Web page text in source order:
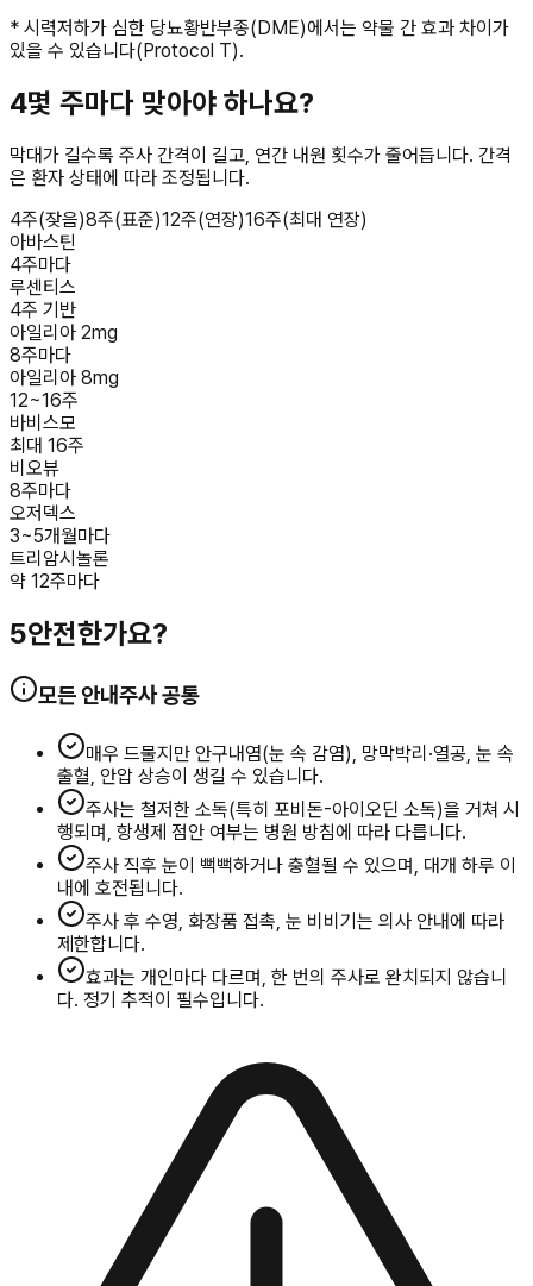
* 시력저하가 심한 당뇨황반부종(DME)에서는 약물 간 효과 차이가
있을 수 있습니다(Protocol T).
4몇 주마다 맞아야 하나요?
막대가 길수록 주사 간격이 길고, 연간 내원 횟수가 줄어듭니다. 간격
은 환자 상태에 따라 조정됩니다.
4주(잦음)8주(표준)12주(연장)16주(최대 연장)
아바스틴
4주마다
루센티스
4주 기반
아일리아 2mg
8주마다
아일리아 8mg
12~16주
바비스모
최대 16주
비오뷰
8주마다
오저덱스
3~5개월마다
트리암시놀론
약 12주마다
5안전한가요?
모든 안내주사 공통
매우 드물지만 안구내염(눈 속 감염), 망막박리·열공, 눈 속
출혈, 안압 상승이 생길 수 있습니다.
주사는 철저한 소독(특히 포비돈-아이오딘 소독)을 거쳐 시
행되며, 항생제 점안 여부는 병원 방침에 따라 다릅니다.
주사 직후 눈이 뻑뻑하거나 충혈될 수 있으며, 대개 하루 이
내에 호전됩니다.
주사 후 수영, 화장품 접촉, 눈 비비기는 의사 안내에 따라
제한합니다.
효과는 개인마다 다르며, 한 번의 주사로 완치되지 않습니
다. 정기 추적이 필수입니다.